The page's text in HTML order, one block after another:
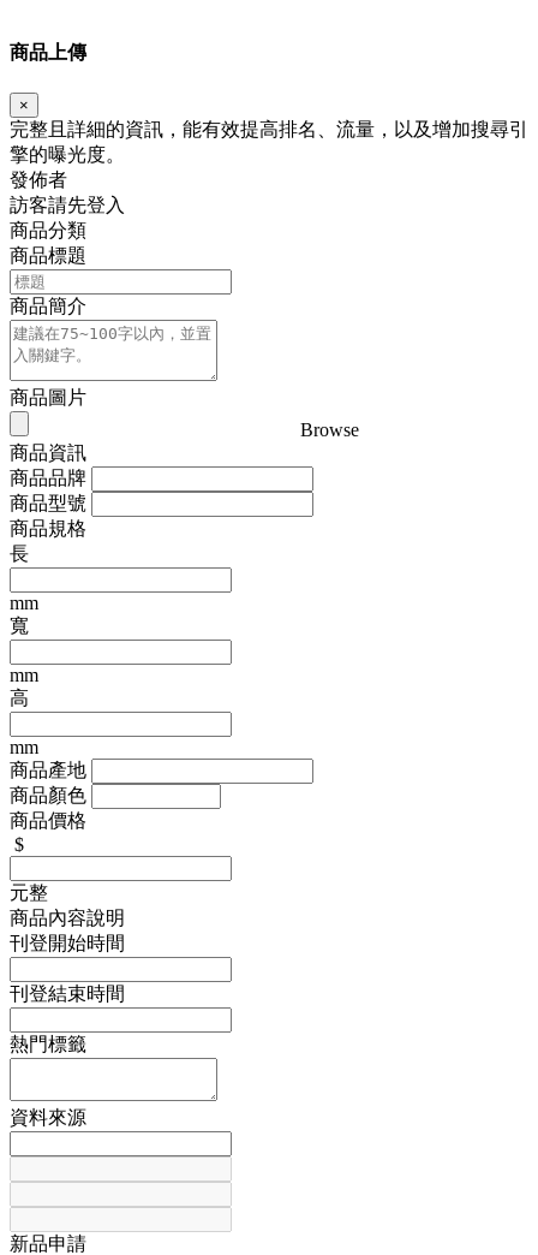
商品上傳
×
完整且詳細的資訊，能有效提高排名、流量，以及增加搜尋引
擎的曝光度。
發佈者
訪客請先登入
商品分類
商品標題
商品簡介
商品圖片
Browse
商品資訊
商品品牌
商品型號
商品規格
長
mm
寬
mm
高
mm
商品產地
商品顏色
商品價格
$
元整
商品內容說明
刊登開始時間
刊登結束時間
熱門標籤
資料來源
新品申請